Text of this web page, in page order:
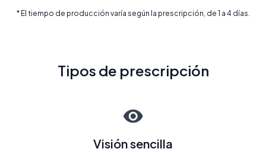
* El tiempo de producción varía según la prescripción, de 1 a 4 días.
Tipos de prescripción
Visión sencilla